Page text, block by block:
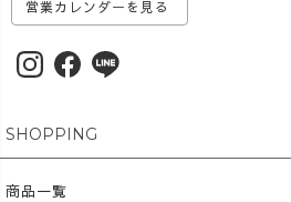
営業カレンダーを見る
SHOPPING
商品一覧